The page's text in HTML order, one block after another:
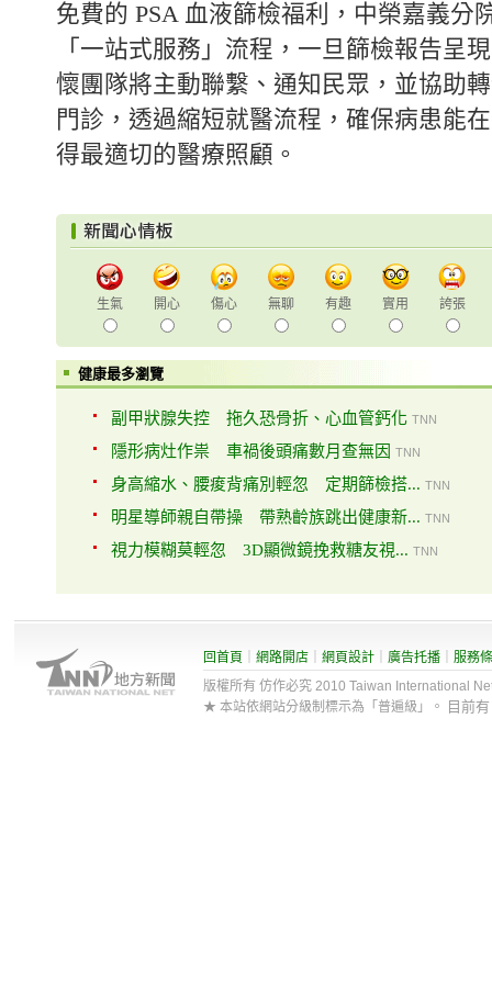
免費的 PSA 血液篩檢福利，中榮嘉義分
「一站式服務」流程，一旦篩檢報告呈
懷團隊將主動聯繫、通知民眾，並協助
門診，透過縮短就醫流程，確保病患能
得最適切的醫療照顧。
生氣 開心 傷心 無聊 有趣 實用 誇張
健康最多瀏覽
副甲狀腺失控 拖久恐骨折、心血管鈣化 TNN
隱形病灶作祟 車禍後頭痛數月查無因 TNN
身高縮水、腰痠背痛別輕忽 定期篩檢搭... TNN
明星導師親自帶操 帶熟齡族跳出健康新... TNN
視力模糊莫輕忽 3D顯微鏡挽救糖友視... TNN
回首頁 網路開店 網頁設計 廣告托播
服務
版權所有 仿作必究 2010 Taiwan International
★ 本站依網站分級制標示為「普遍級」。
目前